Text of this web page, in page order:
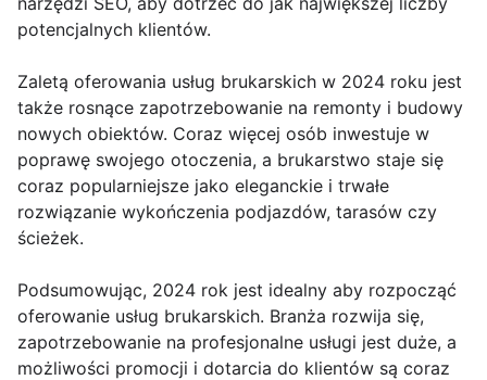
potencjalnych klientów.
Zaletą oferowania usług brukarskich w 2024 roku jest
także rosnące zapotrzebowanie na remonty i budowy
nowych obiektów. Coraz więcej osób inwestuje w
poprawę swojego otoczenia, a brukarstwo staje się
coraz popularniejsze jako eleganckie i trwałe
rozwiązanie wykończenia podjazdów, tarasów czy
ścieżek.
Podsumowując, 2024 rok jest idealny aby rozpocząć
oferowanie usług brukarskich. Branża rozwija się,
zapotrzebowanie na profesjonalne usługi jest duże, a
możliwości promocji i dotarcia do klientów są coraz